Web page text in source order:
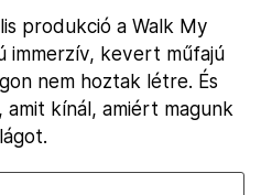
produkció a Walk My
immerzív, kevert műfajú
nem hoztak létre. És
kínál, amiért magunk